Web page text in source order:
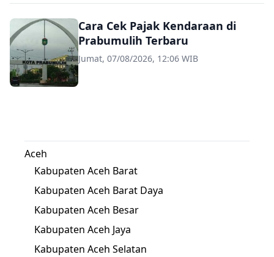
Cara Cek Pajak Kendaraan di
Prabumulih Terbaru
Jumat, 07/08/2026, 12:06 WIB
Aceh
Kabupaten Aceh Barat
Kabupaten Aceh Barat Daya
Kabupaten Aceh Besar
Kabupaten Aceh Jaya
Kabupaten Aceh Selatan